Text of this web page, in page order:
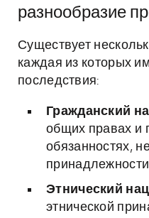
разнообразие
Существует
каждая из которых
последствия:
Гражданский
общих правах и
обязанностях,
Этнический
этнической